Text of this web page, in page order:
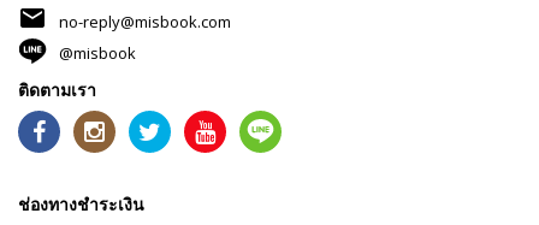
mail
no-reply@misbook.com
@misbook
ติดตามเรา
ช่องทางชำระเงิน